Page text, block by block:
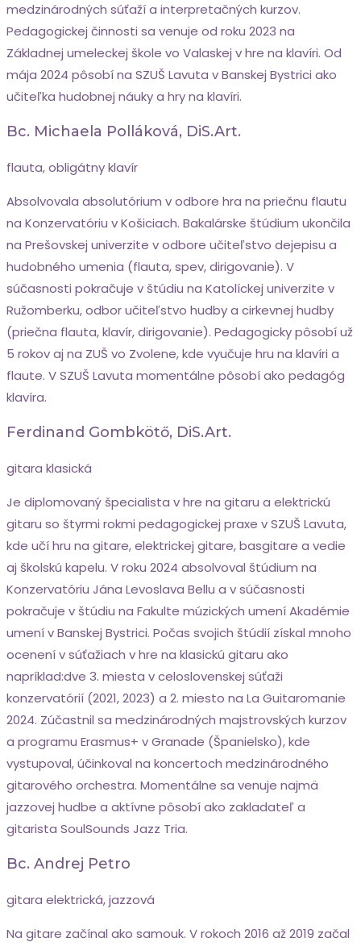
medzinárodných súťaží a interpretačných kurzov.
Pedagogickej činnosti sa venuje od roku 2023 na
Základnej umeleckej škole vo Valaskej v hre na klavíri. Od
mája 2024 pôsobí na SZUŠ Lavuta v Banskej Bystrici ako
učiteľka hudobnej náuky a hry na klavíri.
Bc. Michaela Polláková, DiS.art.
flauta, obligátny klavír
Absolvovala absolutórium v odbore hra na priečnu flautu
na Konzervatóriu v Košiciach. Bakalárske štúdium ukončila
na Prešovskej univerzite v odbore učiteľstvo dejepisu a
hudobného umenia (flauta, spev, dirigovanie). V
súčasnosti pokračuje v štúdiu na Katolíckej univerzite v
Ružomberku, odbor učiteľstvo hudby a cirkevnej hudby
(priečna flauta, klavír, dirigovanie). Pedagogicky pôsobí už
5 rokov aj na ZUŠ vo Zvolene, kde vyučuje hru na klavíri a
flaute. V SZUŠ Lavuta momentálne pôsobí ako pedagóg
klavíra.
Ferdinand Gombkötő, DiS.art.
gitara klasická
Je diplomovaný špecialista v hre na gitaru a elektrickú
gitaru so štyrmi rokmi pedagogickej praxe v SZUŠ Lavuta,
kde učí hru na gitare, elektrickej gitare, basgitare a vedie
aj školskú kapelu. V roku 2024 absolvoval štúdium na
Konzervatóriu Jána Levoslava Bellu a v súčasnosti
pokračuje v štúdiu na Fakulte múzických umení Akadémie
umení v Banskej Bystrici. Počas svojich štúdií získal mnoho
ocenení v súťažiach v hre na klasickú gitaru ako
napríklad:dve 3. miesta v celoslovenskej súťaži
konzervatórií (2021, 2023) a 2. miesto na La Guitaromanie
2024. Zúčastnil sa medzinárodných majstrovských kurzov
a programu Erasmus+ v Granade (Španielsko), kde
vystupoval, účinkoval na koncertoch medzinárodného
gitarového orchestra. Momentálne sa venuje najmä
jazzovej hudbe a aktívne pôsobí ako zakladateľ a
gitarista SoulSounds Jazz Tria.
Bc. Andrej Petro
gitara elektrická, jazzová
Na gitare začínal ako samouk. V rokoch 2016 až 2019 začal